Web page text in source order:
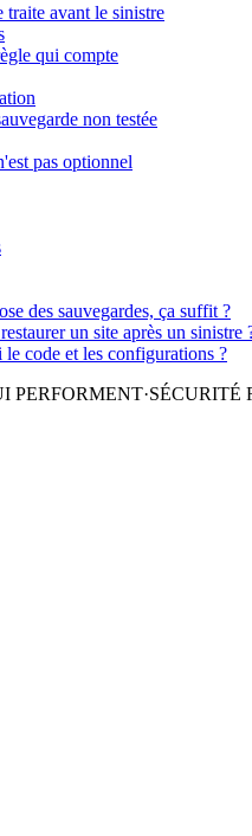
traite avant le sinistre
qui compte
non testée
pas optionnel
des sauvegardes, ça suffit ?
un site après un sinistre
le code et les configurations ?
PERFORMENT·SÉCURITÉ